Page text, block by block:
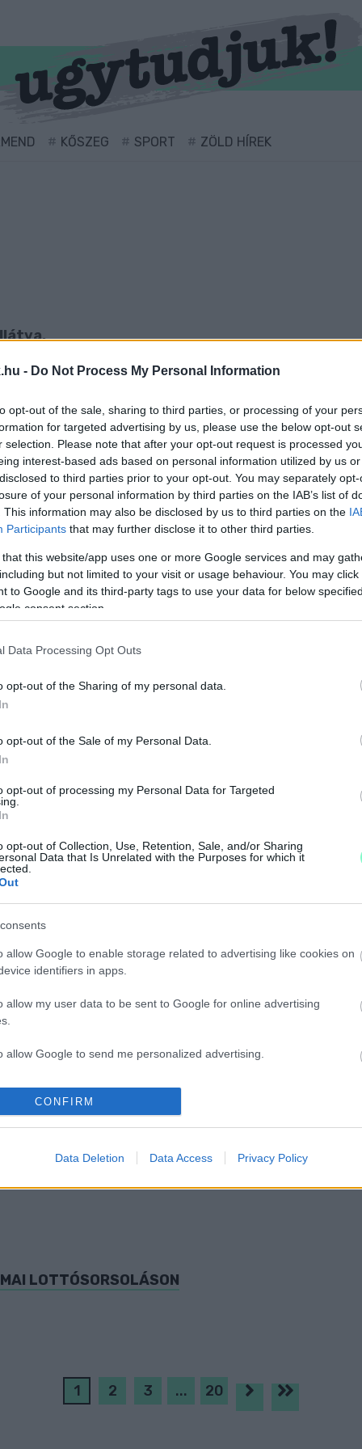
- Do Not Process My Personal Information
opt-out of the sale, sharing to third parties, or processing of your
for targeted advertising by us, please use the below opt-out
selection. Please note that after your opt-out request is processed
interest-based ads based on personal information utilized by us
to third parties prior to your opt-out. You may separately
of your personal information by third parties on the IAB’s list of
This information may also be disclosed by us to third parties on the
Participants that may further disclose it to other third parties.
that this website/app uses one or more Google services and may
but not limited to your visit or usage behaviour. You may
to Google and its third-party tags to use your data for below
consent section.
Data Processing Opt Outs
opt-out of the Sharing of my personal data.
opt-out of the Sale of my Personal Data.
opt-out of processing my Personal Data for Targeted
opt-out of Collection, Use, Retention, Sale, and/or Sharing
Data that Is Unrelated with the Purposes for which it
allow Google to enable storage related to advertising like cookies on
identifiers in apps.
allow my user data to be sent to Google for online advertising
allow Google to send me personalized advertising.
allow Google to enable storage related to analytics like cookies on
identifiers in apps.
allow Google to enable storage related to personalization.
CONFIRM
Data Deletion Data Access Privacy Policy
KŐSZEG SPORT ZÖLD HÍREK
FÉRFIT A NETES CSALÓK
ILLETVE MILLIÁRDOSSÁ A
gazdagabb, köztük heten százmilliót, két játékos
GYŐRI HÁZASPÁR, MÁRA ELFOGYOTT AZ
sofőrrel.
IDŐPONTJAI
napján lesz.
IKSZELTEK A SZELVÉNYEN
SÖPÖRT BE A LOTTÓN EGY SZERENCSÉS
LOTTÓ MAI SORSOLÁSÁN
LOTTÓSORSOLÁSON
1 2 3 ... 20